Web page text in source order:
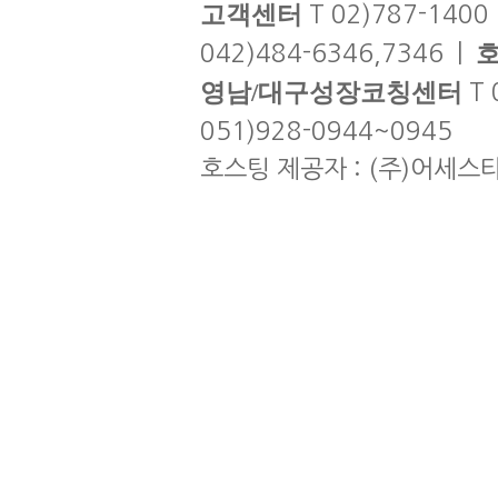
고객센터 T 02)787-
042)484-6346,7346 |
영남/대구성장코칭센터 T
051)928-0944~0945
호스팅 제공자 : (주)어세